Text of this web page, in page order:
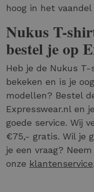
hoog in het
Nukus T-
bestel je op
Heb je de Nukus
bekeken en is je
modellen? Bestel
Expresswear.nl en
goede service. Wij
€75,- gratis. Wil je
je een vraag?
onze klantenservice.